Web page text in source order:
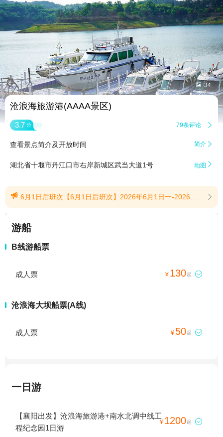
 34
沧浪海旅游港(AAAA景区)
3.7 分 79条评论 
查看景点简介及开放时间 简介 
湖北省十堰市丹江口市右岸新城区武当大道1号 地图 
 6月1日后班次【6月1日后班次】2026年6月1日一-2026年10月30日A线(大坝线路):发班时间:上午9:00、11:00下午16:00、17:00B线(小太平洋线路):发班时间:上午10:00下午15:00(提示有效期2026/5/21至2026/10/30) 
游船
B线游船票
成人票 ¥ 130起 
沧浪海大坝船票(A线)
成人票 ¥ 50起 
一日游
【襄阳出发】沧浪海旅游港+南水北调中线工
程纪念园1日游
¥ 1200起 
